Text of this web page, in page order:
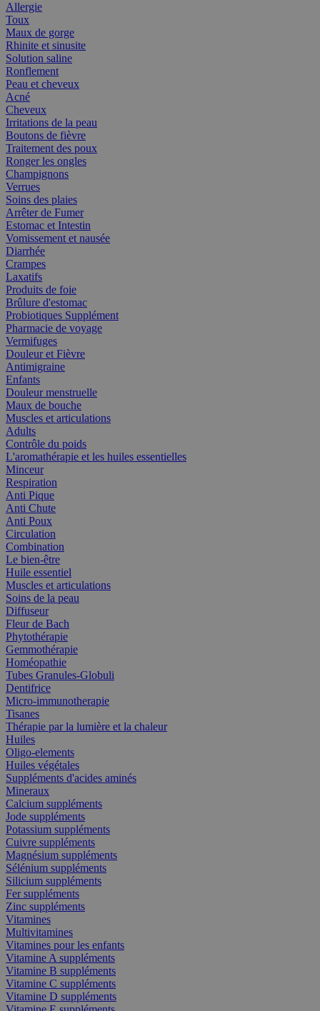
Allergie
Toux
Maux de gorge
Rhinite et sinusite
Solution saline
Ronflement
Peau et cheveux
Acné
Cheveux
Irritations de la peau
Boutons de fièvre
Traitement des poux
Ronger les ongles
Champignons
Verrues
Soins des plaies
Arrêter de Fumer
Estomac et Intestin
Vomissement et nausée
Diarrhée
Crampes
Laxatifs
Produits de foie
Brûlure d'estomac
Probiotiques Supplément
Pharmacie de voyage
Vermifuges
Douleur et Fièvre
Antimigraine
Enfants
Douleur menstruelle
Maux de bouche
Muscles et articulations
Adults
Contrôle du poids
L'aromathérapie et les huiles essentielles
Minceur
Respiration
Anti Pique
Anti Chute
Anti Poux
Circulation
Combination
Le bien-être
Huile essentiel
Muscles et articulations
Soins de la peau
Diffuseur
Fleur de Bach
Phytothérapie
Gemmothérapie
Homéopathie
Tubes Granules-Globuli
Dentifrice
Micro-immunotherapie
Tisanes
Thérapie par la lumière et la chaleur
Huiles
Oligo-elements
Huiles végétales
Suppléments d'acides aminés
Mineraux
Calcium suppléments
Jode suppléments
Potassium suppléments
Cuivre suppléments
Magnésium suppléments
Sélénium suppléments
Silicium suppléments
Fer suppléments
Zinc suppléments
Vitamines
Multivitamines
Vitamines pour les enfants
Vitamine A suppléments
Vitamine B suppléments
Vitamine C suppléments
Vitamine D suppléments